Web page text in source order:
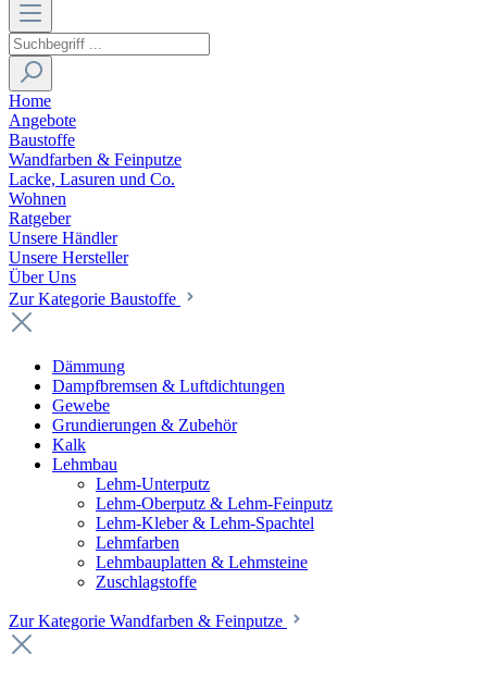
Home
Angebote
Baustoffe
Wandfarben & Feinputze
Lacke, Lasuren und Co.
Wohnen
Ratgeber
Unsere Händler
Unsere Hersteller
Über Uns
Zur Kategorie Baustoffe
Dämmung
Dampfbremsen & Luftdichtungen
Gewebe
Grundierungen & Zubehör
Kalk
Lehmbau
Lehm-Unterputz
Lehm-Oberputz & Lehm-Feinputz
Lehm-Kleber & Lehm-Spachtel
Lehmfarben
Lehmbauplatten & Lehmsteine
Zuschlagstoffe
Zur Kategorie Wandfarben & Feinputze